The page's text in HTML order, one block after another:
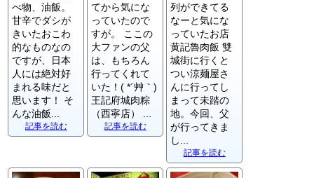
べ物、油飯。
甘辛でダシが
きいたおこわ
的なものなの
ですが、日本
人には絶対好
まれる味だと
思います！ そ
んな油飯...
記事を読む
てから気にな
っていたので
すが。 ここの
大ファンの父
は、もちろん
行ってくれて
いた！( *´艸｀)
王記府城肉粽
（西寧店） ...
記事を読む
列ができてる
なーと気にな
っていたお店
黄記魯肉飯 雙
城街に行くと
つい涼麺屋さ
んに行ってし
まって未踏の
地。今回、父
が行ってきま
し...
記事を読む